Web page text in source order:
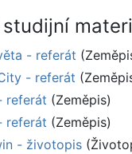
studijní
- referát
- referát
referát (Zeměpis)
referát (Zeměpis)
- životopis